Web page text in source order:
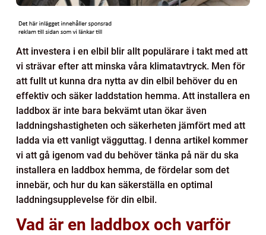
Att investera i en elbil blir allt populärare i takt med att
vi strävar efter att minska våra klimatavtryck. Men för
att fullt ut kunna dra nytta av din elbil behöver du en
effektiv och säker laddstation hemma. Att installera en
laddbox är inte bara bekvämt utan ökar även
laddningshastigheten och säkerheten jämfört med att
ladda via ett vanligt vägguttag. I denna artikel kommer
vi att gå igenom vad du behöver tänka på när du ska
installera en laddbox hemma, de fördelar som det
innebär, och hur du kan säkerställa en optimal
laddningsupplevelse för din elbil.
Vad är en laddbox och varför